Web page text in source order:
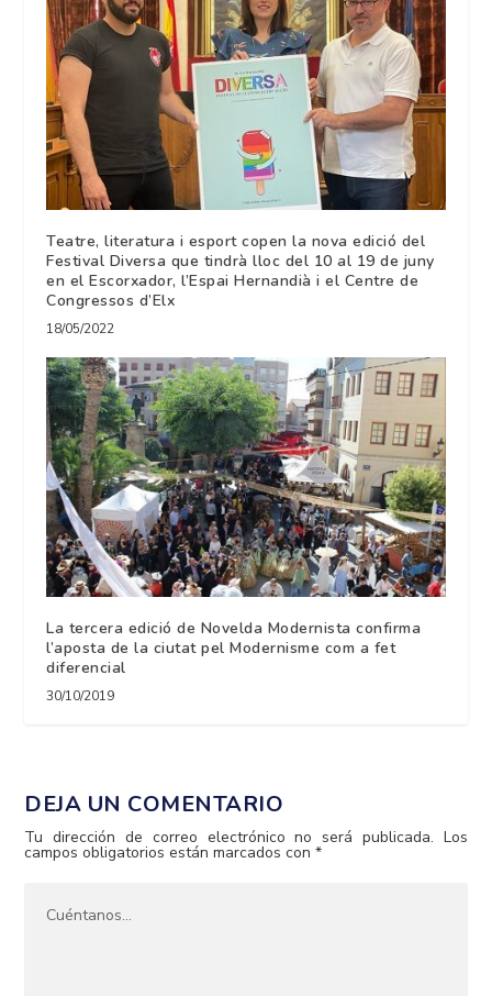
Teatre, literatura i esport copen la nova edició del
Festival Diversa que tindrà lloc del 10 al 19 de juny
en el Escorxador, l’Espai Hernandià i el Centre de
Congressos d’Elx
18/05/2022
La tercera edició de Novelda Modernista confirma
l’aposta de la ciutat pel Modernisme com a fet
diferencial
30/10/2019
DEJA UN COMENTARIO
Tu dirección de correo electrónico no será publicada. Los
campos obligatorios están marcados con*